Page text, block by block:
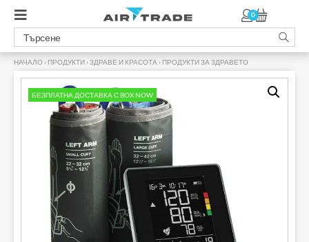
0
НАЧАЛО › ПРОДУКТИ ›ЗДРАВЕ И КРАСОТА › ПРОДУКТИ ЗА ЗДРАВЕТО
БЕЗПЛАТНА ДОСТАВКА С BOX NOW